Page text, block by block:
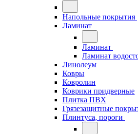
Напольные покрытия
Ламинат
Ламинат
Ламинат
Линолеум
Ковры
Ковролин
Коврики придверные
Плитка ПВХ
Грязезащитные
Плинтуса, пороги